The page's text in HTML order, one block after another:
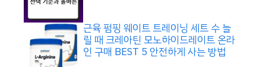
근육 펌핑 웨이트 트레이닝 세트 수 늘
릴 때 크레아틴 모노하이드레이트 온라
인 구매 BEST 5 안전하게 사는 방법